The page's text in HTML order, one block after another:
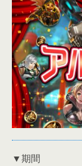
▼期間